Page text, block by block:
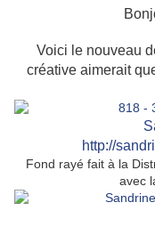
Voici le nouveau
créative aimerait
http://
Fond rayé fait à la
avec